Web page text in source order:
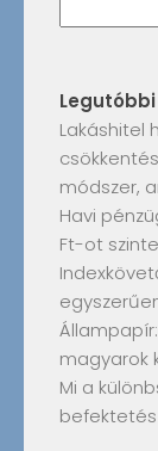
Lakáshitel
módszer,
Havi
Ft-ot
magyarok
Mi a